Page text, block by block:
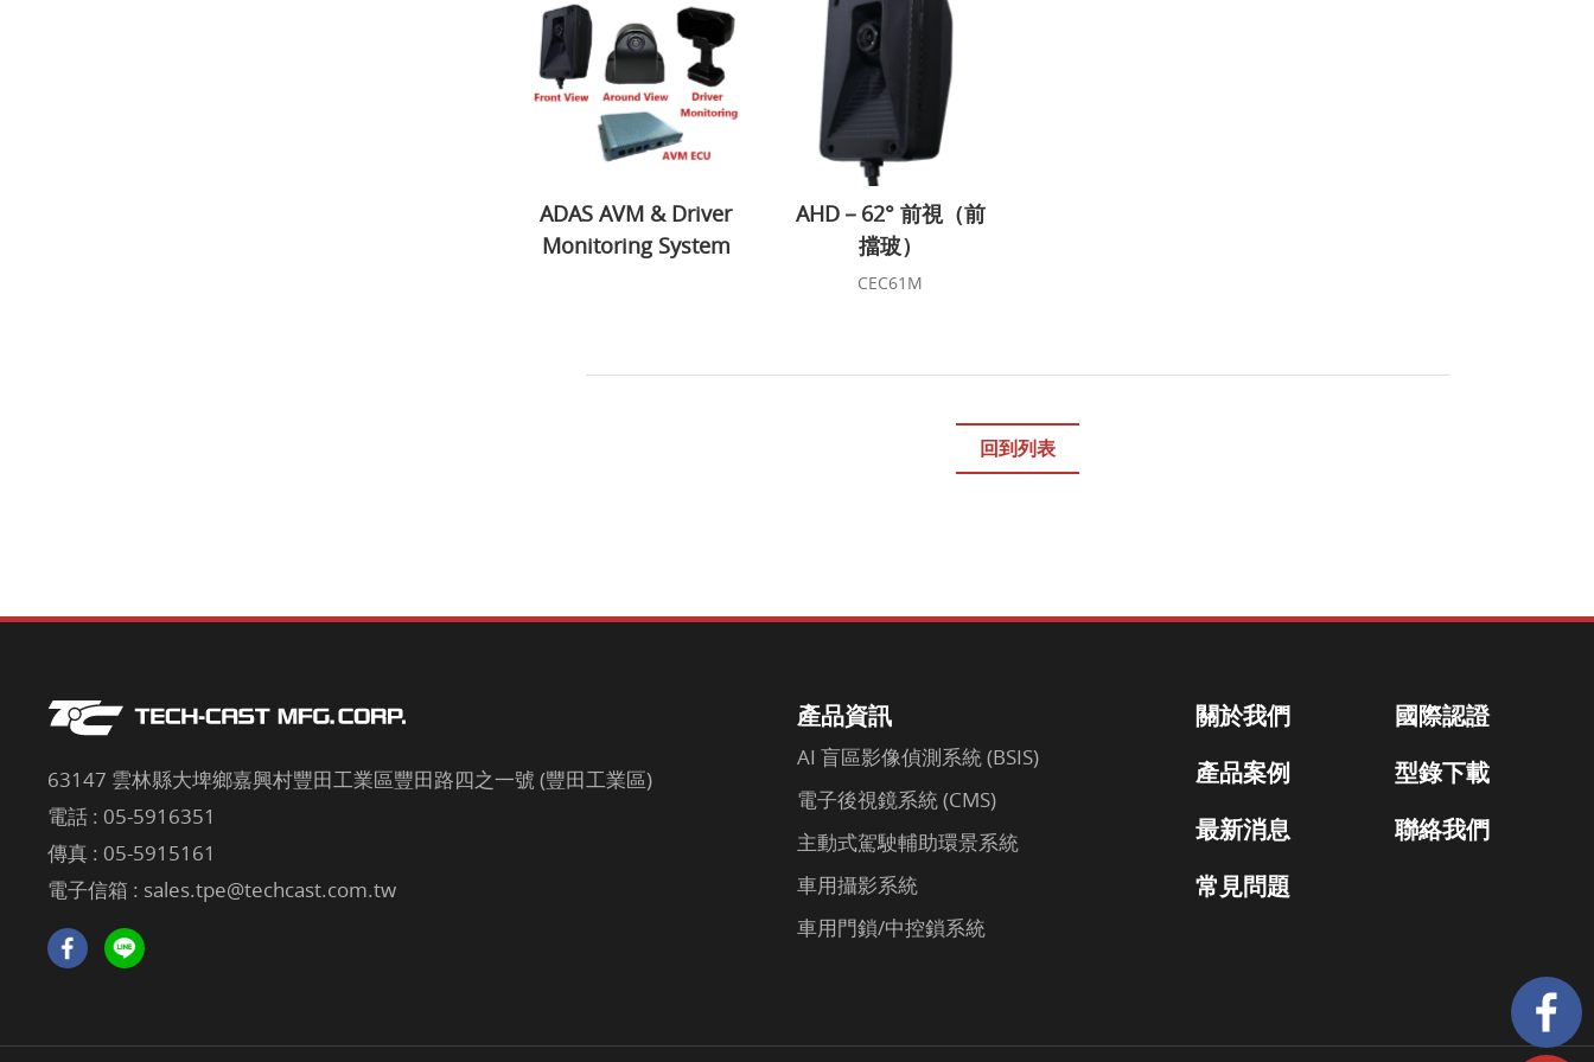
ADAS AVM & Driver
Monitoring System
AHD－62° 前視（前
擋玻）
CEC61M
回到列表
產品資訊
AI 盲區影像偵測系統 (BSIS)
電子後視鏡系統 (CMS)
主動式駕駛輔助環景系統
車用攝影系統
車用門鎖/中控鎖系統
關於我們
國際認證
產品案例
型錄下載
最新消息
聯絡我們
常見問題
63147 雲林縣大埤鄉嘉興村豐田工業區豐田路四之一號 (豐田工業區)
電話 : 05-5916351
傳真 : 05-5915161
電子信箱 : sales.tpe@techcast.com.tw